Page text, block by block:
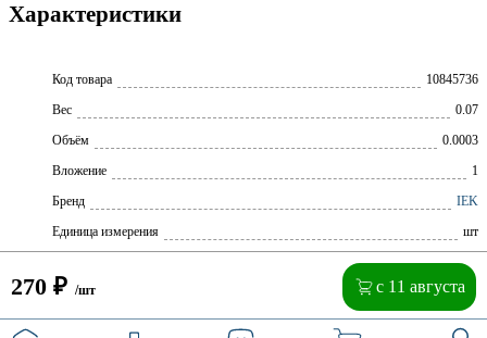
Характеристики
Код товара
10845736
Вес
0.07
Объём
0.0003
Вложение
1
Бренд
IEK
Единица измерения
шт
270 ₽ /шт с 11 августа